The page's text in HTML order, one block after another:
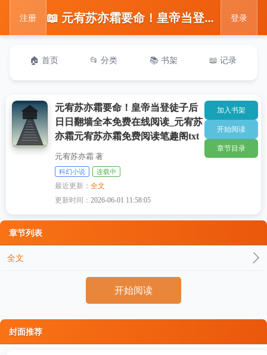
注册 📖 元宥苏亦霜要命！皇帝当登徒子后日日翻墙全本免费在线阅读_元宥苏亦霜元宥苏亦霜免费阅读笔趣阁txt 登录
🏠 首页 📂 分类 📚 书架 📖 记录
元宥苏亦霜要命！皇帝当登徒子后
日日翻墙全本免费在线阅读_元宥苏
亦霜元宥苏亦霜免费阅读笔趣阁txt
元宥苏亦霜 著
科幻小说 连载中
最近更新：全文
更新时间：2026-06-01 11:58:05
加入书架
开始阅读
章节目录
章节列表
全文
开始阅读
封面推荐